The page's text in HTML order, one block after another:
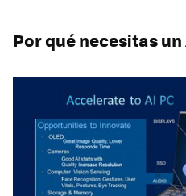
Por qué necesitas un